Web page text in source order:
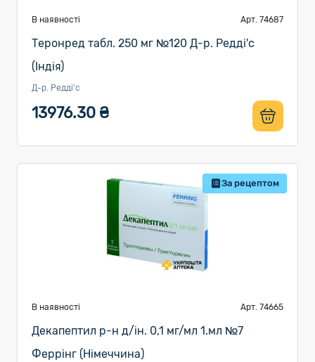
В наявності Арт. 74687
Теронред табл. 250 мг №120 Д-р. Редді'с
(Індія)
Д-р. Редді'с
13976.30 ₴
За рецептом
В наявності Арт. 74665
Декапептил р-н д/ін. 0,1 мг/мл 1.мл №7
Феррінг (Німеччина)